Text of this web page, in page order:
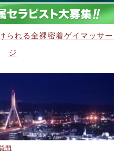
られる全裸密着ゲイマッサー
ジ
間